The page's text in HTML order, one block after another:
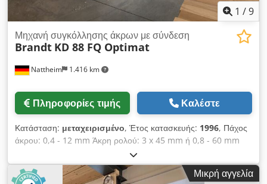
1 /9
Nattheim 1.416 km
Μηχανή συγκόλλησης άκρων με σύνδεση
Brandt KD 88 FQ Optimat
Πληροφορίες τιμής Καλέστε
Κατάσταση: μεταχειρισμένο, Έτος κατασκευής: 1996, Πάχος
άκρου: 0,4 - 12 mm Άκρη ρολού: 3 x 45 mm ή 0,8 - 60 mm
πλάτος τεμαχίου ελάχ.: 65 mm Μήκος τεμαχίου κατεργασίας
ελάχ.: 160 mm Πάχος τεμαχίου: 10 - 55 mm Τροφοδοσία: 13
m/min Προάλεσμα (ένωση) Κόλλα κομματιάζοντος άλεσης t
Μικρή αγγελία